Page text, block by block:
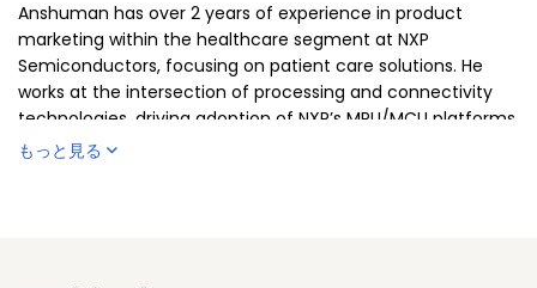
Anshuman has over 2 years of experience in product
marketing within the healthcare segment at NXP
Semiconductors, focusing on patient care solutions. He
works at the intersection of processing and connectivity
technologies, driving adoption of NXP’s MPU/MCU platforms,
edge AI (eIQ/Deep Neural Processing Units), and Wi-Fi
もっと見る